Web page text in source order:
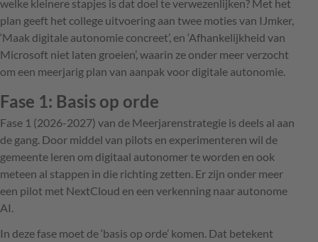
welke kleinere stapjes is dat doel te verwezenlijken? Met het
plan geeft het college uitvoering aan twee moties van IJmker,
‘Maak digitale autonomie concreet’, en ‘Afhankelijkheid van
Microsoft niet laten groeien’, waarin ze onder meer verzocht
om een meerjarig plan van aanpak voor digitale autonomie.
Fase 1: Basis op orde
Fase 1 (2026-2027) van de Meerjarenstrategie is deels al aan
de gang. Door middel van pilots en experimenteren wil de
gemeente leren om digitaal autonomer te worden en ook
meteen al stappen in die richting zetten. Er zijn onder meer
een pilot met NextCloud en een verkenning naar autonome
AI.
In deze fase moet de ‘basis op orde’ komen. Dat betekent